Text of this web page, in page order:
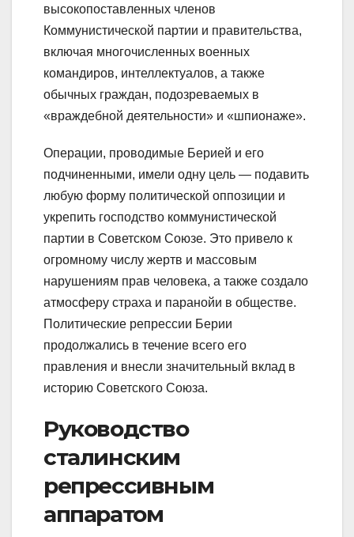
высокопоставленных членов
Коммунистической партии и правительства,
включая многочисленных военных
командиров, интеллектуалов, а также
обычных граждан, подозреваемых в
«враждебной деятельности» и «шпионаже».
Операции, проводимые Берией и его
подчиненными, имели одну цель — подавить
любую форму политической оппозиции и
укрепить господство коммунистической
партии в Советском Союзе. Это привело к
огромному числу жертв и массовым
нарушениям прав человека, а также создало
атмосферу страха и паранойи в обществе.
Политические репрессии Берии
продолжались в течение всего его
правления и внесли значительный вклад в
историю Советского Союза.
Руководство
сталинским
репрессивным
аппаратом